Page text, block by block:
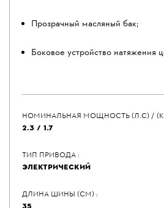
Прозрачный масляный бак;
Боковое устройство натяжения
НОМИНАЛЬНАЯ МОЩНОСТЬ (Л.С) /
2.3 / 1.7
ТИП ПРИВОДА :
ЭЛЕКТРИЧЕСКИЙ
ДЛИНА ШИНЫ (СМ) :